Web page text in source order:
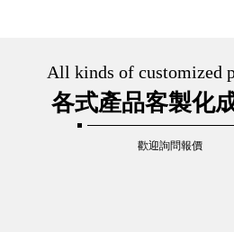
All kinds of customized
各式產品客製化
歡迎詢問報價